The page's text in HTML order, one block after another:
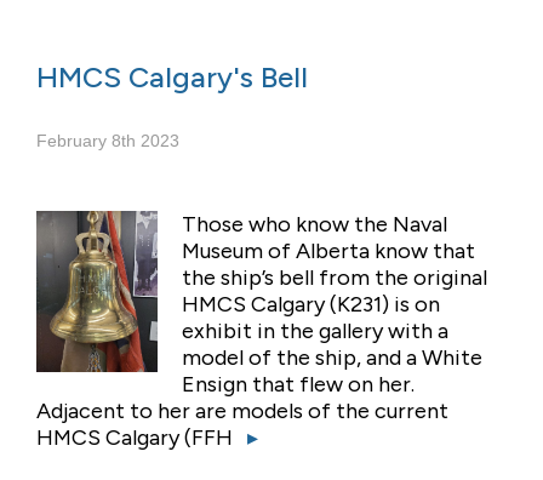
HMCS Calgary's Bell
February 8th 2023
Those who know the Naval
Museum of Alberta know that
the ship’s bell from the original
HMCS Calgary (K231) is on
exhibit in the gallery with a
model of the ship, and a White
Ensign that flew on her.
Adjacent to her are models of the current
HMCS Calgary (FFH ▸